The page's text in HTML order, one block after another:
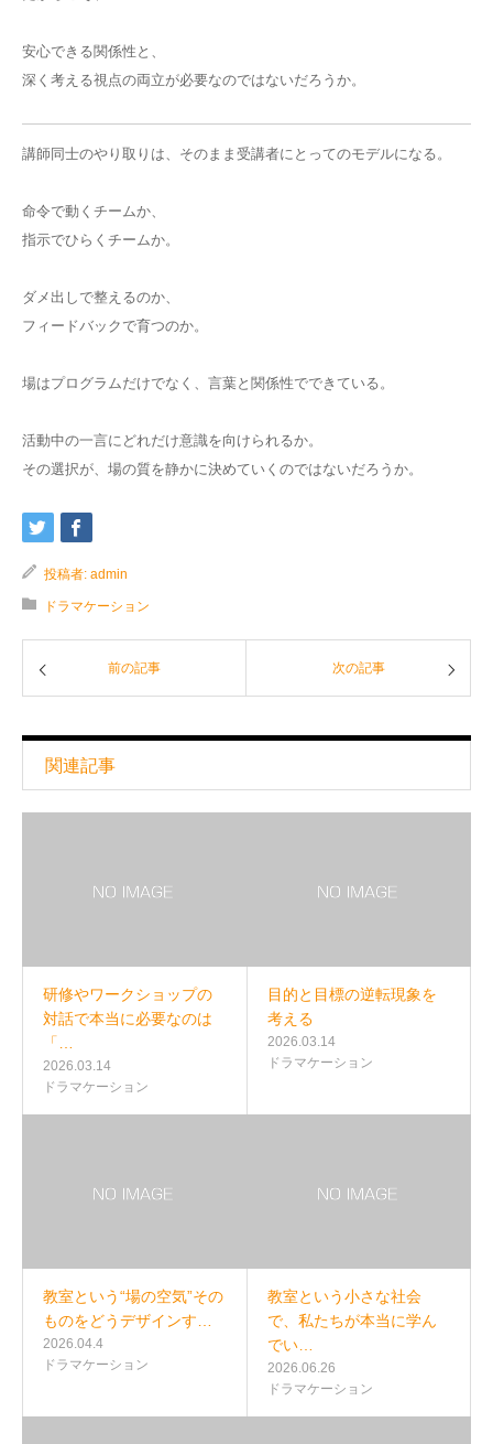
安心できる関係性と、
深く考える視点の両立が必要なのではないだろうか。
講師同士のやり取りは、そのまま受講者にとってのモデルになる。
命令で動くチームか、
指示でひらくチームか。
ダメ出しで整えるのか、
フィードバックで育つのか。
場はプログラムだけでなく、言葉と関係性でできている。
活動中の一言にどれだけ意識を向けられるか。
その選択が、場の質を静かに決めていくのではないだろうか。
投稿者: admin
ドラマケーション
前の記事 次の記事
関連記事
研修やワークショップの
対話で本当に必要なのは
「…
2026.03.14
ドラマケーション
目的と目標の逆転現象を
考える
2026.03.14
ドラマケーション
教室という“場の空気”その
ものをどうデザインす…
2026.04.4
ドラマケーション
教室という小さな社会
で、私たちが本当に学ん
でい…
2026.06.26
ドラマケーション